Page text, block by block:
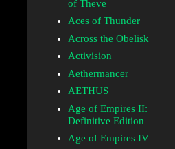
of Theve
Aces of Thunder
Across the Obelisk
Activision
Aethermancer
AETHUS
Age of Empires II:
Definitive Edition
Age of Empires IV